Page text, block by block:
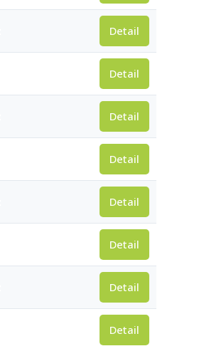
Detail
Detail
Detail
Detail
Detail
Detail
Detail
Detail